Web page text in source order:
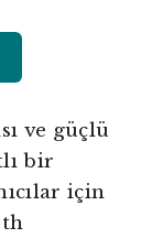
ve güçlü
bir
için